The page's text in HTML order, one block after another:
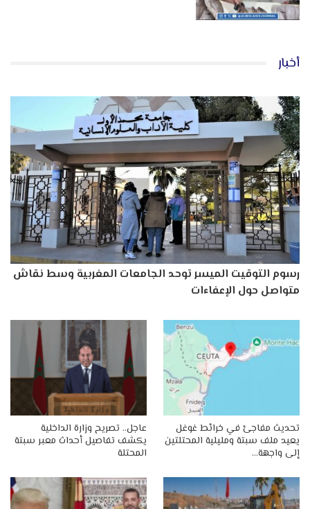
أخبار
رسوم التوقيت الميسر توحد الجامعات المغربية وسط نقاش
متواصل حول الإعفاءات
تحديث مفاجئ في خرائط غوغل
يعيد ملف سبتة ومليلية المحتلتين
إلى واجهة…
عاجل.. تصريح وزارة الداخلية
يكشف تفاصيل أحداث معبر سبتة
المحتلة